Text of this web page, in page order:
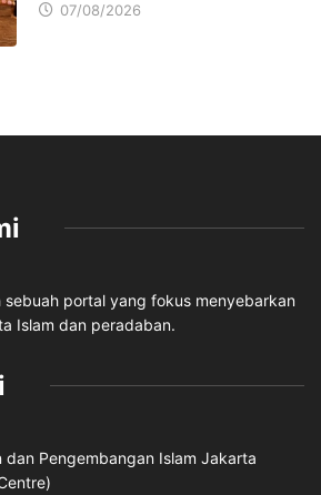
07/08/2026
sebuah portal yang fokus menyebarkan
Islam dan peradaban.
dan Pengembangan Islam Jakarta